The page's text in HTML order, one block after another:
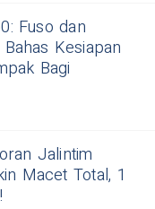
Fuso dan
Kesiapan
Bagi
Jalintim
Macet Total, 1